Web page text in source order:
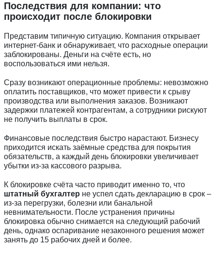
Последствия для компании: что
происходит после блокировки
Представим типичную ситуацию. Компания открывает
интернет-банк и обнаруживает, что расходные операции
заблокированы. Деньги на счёте есть, но
воспользоваться ими нельзя.
Сразу возникают операционные проблемы: невозможно
оплатить поставщиков, что может привести к срыву
производства или выполнения заказов. Возникают
задержки платежей контрагентам, а сотрудники рискуют
не получить выплаты в срок.
Финансовые последствия быстро нарастают. Бизнесу
приходится искать заёмные средства для покрытия
обязательств, а каждый день блокировки увеличивает
убытки из-за кассового разрыва.
К блокировке счёта часто приводит именно то, что
штатный бухгалтер не успел сдать декларацию в срок –
из-за перегрузки, болезни или банальной
невнимательности. После устранения причины
блокировка обычно снимается на следующий рабочий
день, однако оспаривание незаконного решения может
занять до 15 рабочих дней и более.